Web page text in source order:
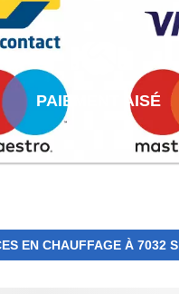
PAIEMENT AISÉ
EN CHAUFFAGE À 7032